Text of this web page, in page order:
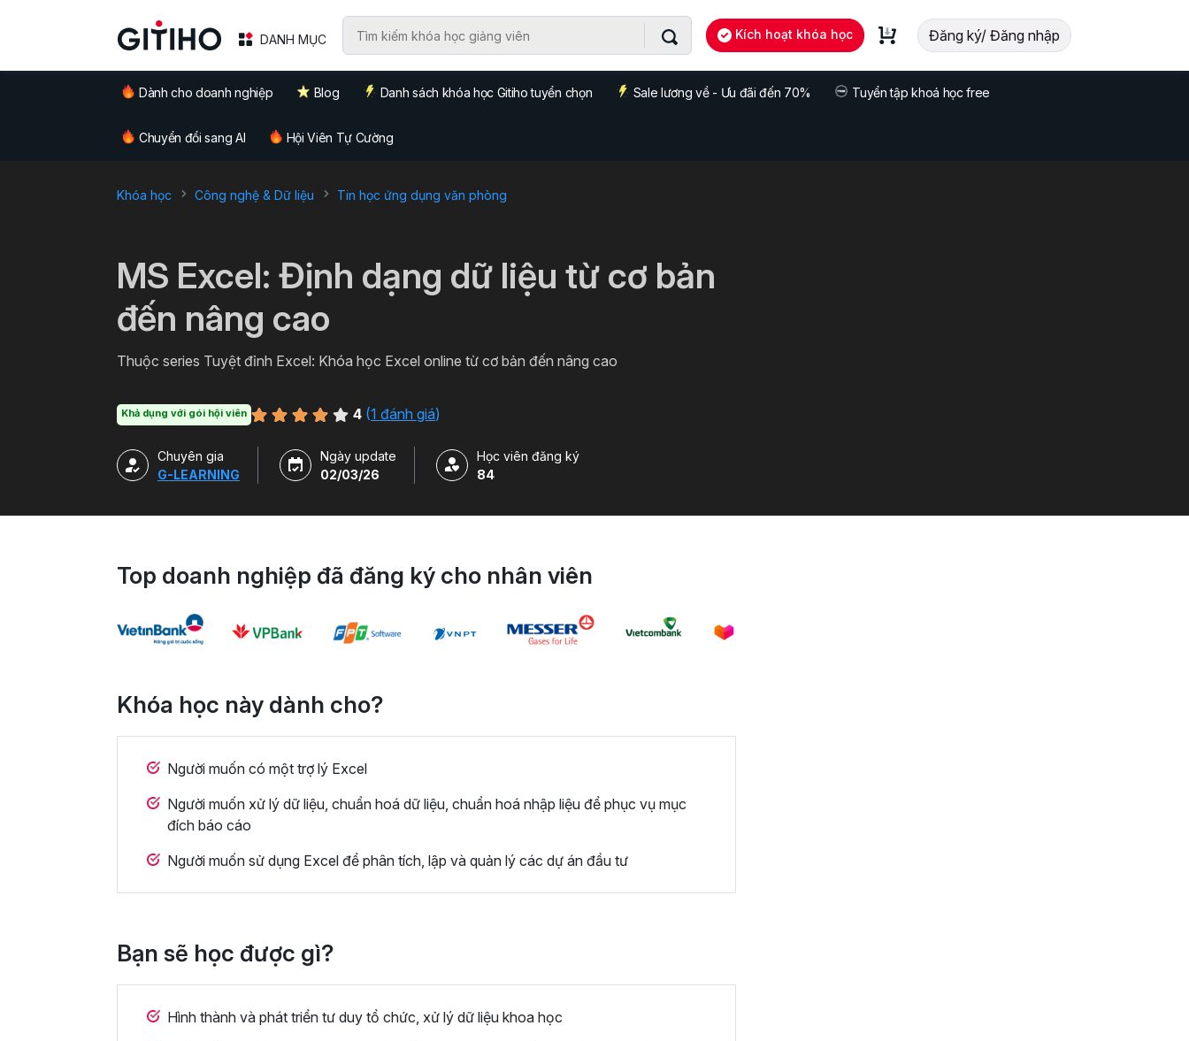
DANH MỤC Kích hoạt khóa học Đăng ký/ Đăng nhập
Dành cho doanh nghiệp Blog Danh sách khóa học Gitiho tuyển chọn Sale lương về - Ưu đãi đến 70% Tuyển tập khoá học free
Chuyển đổi sang AI Hội Viên Tự Cường
Khóa học Công nghệ & Dữ liệu Tin học ứng dụng văn phòng
MS Excel: Định dạng dữ liệu từ cơ bản
đến nâng cao
Thuộc series Tuyệt đỉnh Excel: Khóa học Excel online từ cơ bản đến nâng cao
Khả dụng với gói hội viên 4 (1 đánh giá)
Chuyên gia
G-LEARNING
Ngày update
02/03/26
Học viên đăng ký
84
Top doanh nghiệp đã đăng ký cho nhân viên
Khóa học này dành cho?
Người muốn có một trợ lý Excel
Người muốn xử lý dữ liệu, chuẩn hoá dữ liệu, chuẩn hoá nhập liệu để phục vụ mục
đích báo cáo
Người muốn sử dụng Excel để phân tích, lập và quản lý các dự án đầu tư
Bạn sẽ học được gì?
Hình thành và phát triển tư duy tổ chức, xử lý dữ liệu khoa học